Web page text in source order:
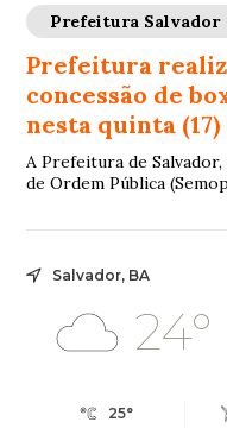
Prefeitura Salvador
Prefeitura
concessão de
nesta quinta (17)
A Prefeitura de
de Ordem Pública
de uso de um box no
realizada na sede da
Edifício Comendador
Salvador, BA
24°
25°